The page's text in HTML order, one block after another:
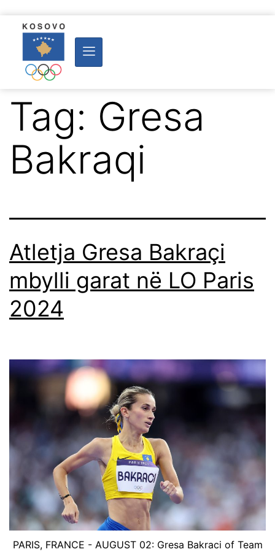
Tag: Gresa
Bakraqi
Atletja Gresa Bakraçi
mbylli garat në LO Paris
2024
PARIS, FRANCE - AUGUST 02: Gresa Bakraci of Team